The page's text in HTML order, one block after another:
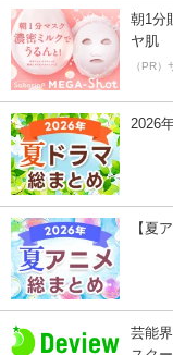
朝1分
ヤ肌
（PR）
2026
【夏
芸能